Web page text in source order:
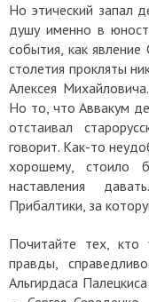
Но этический запал
душу именно в
события, как
столетия прокляты
Алексея
Но то, что Аввакум
отстаивал
говорит. Как-то
хорошему, стоило
наставления
Прибалтики, за
Почитайте тех, кто
правды,
Альгирдаса